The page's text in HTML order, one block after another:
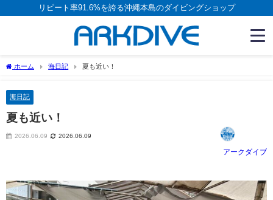
リピート率91.6%を誇る沖縄本島のダイビングショップ
ホーム 海日記 夏も近い！
海日記
夏も近い！
2026.06.09 2026.06.09
アークダイブ